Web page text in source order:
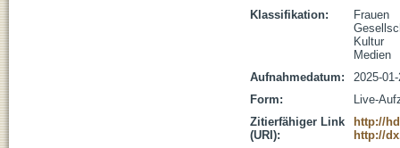
Klassifikation:
Frauen
Kultur
Medien
Aufnahmedatum:
2025-
Form:
Live-
Zitierfähiger Link
(URI):
http://
http://